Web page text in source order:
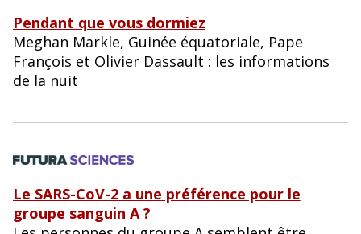
Pendant que vous dormiez
Meghan Markle, Guinée équatoriale, Pape
François et Olivier Dassault : les informations
de la nuit
Le SARS-CoV-2 a une préférence pour le
groupe sanguin A ?